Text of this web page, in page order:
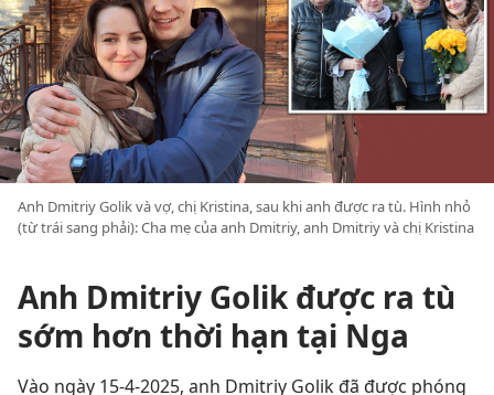
Anh Dmitriy Golik và vợ, chị Kristina, sau khi anh được ra tù. Hình nhỏ
(từ trái sang phải): Cha mẹ của anh Dmitriy, anh Dmitriy và chị Kristina
Anh Dmitriy Golik được ra tù
sớm hơn thời hạn tại Nga
Vào ngày 15-4-2025, anh Dmitriy Golik đã được phóng